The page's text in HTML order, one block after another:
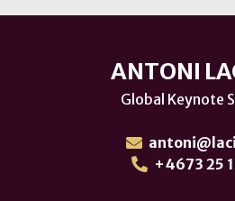
ANTONI
Global Keynote
+4673 25